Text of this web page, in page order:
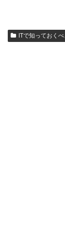
ITで知っておく